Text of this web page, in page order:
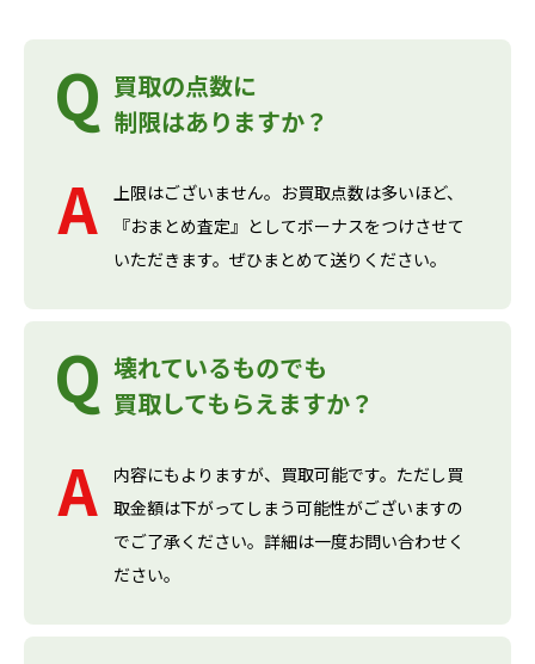
買取の点数に
制限はありますか？
上限はございません。お買取点数は多いほど、
『おまとめ査定』としてボーナスをつけさせて
いただきます。ぜひまとめて送りください。
壊れているものでも
買取してもらえますか？
内容にもよりますが、買取可能です。ただし買
取金額は下がってしまう可能性がございますの
でご了承ください。詳細は一度お問い合わせく
ださい。